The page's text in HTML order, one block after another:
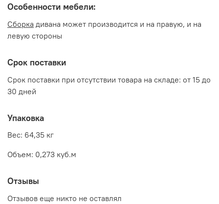
Особенности мебели:
Сборка дивана может производится и на правую, и на
левую стороны
Срок поставки
Срок поставки при отсутствии товара на складе: от 15 до
30 дней
Упаковка
Вес: 64,35 кг
Объем: 0,273 куб.м
Отзывы
Отзывов еще никто не оставлял